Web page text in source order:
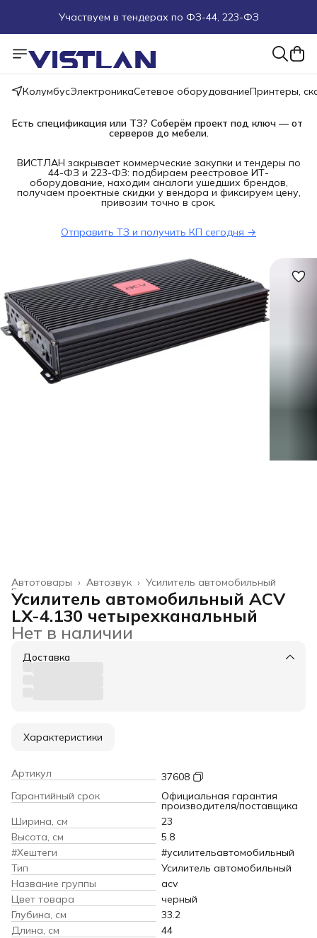
Участвуем в тендерах по ФЗ-44, 223-ФЗ
КолумбусЭлектроникаСетевое оборудованиеПринтеры,
Есть спецификация или ТЗ? Соберём проект под ключ — от
серверов до мебели.
ВИСТЛАН закрывает коммерческие закупки и тендеры по
44-ФЗ и 223-ФЗ: подбираем реестровое ИТ-
оборудование, находим аналоги ушедших брендов,
получаем проектные скидки у вендора и фиксируем цену,
привозим точно в срок.
Отправить ТЗ и получить КП сегодня →
Усилитель автомобильный
Автозвук ›
Автотовары ›
Главная
Усилитель автомобильный ACV
LX-4.130 четырехканальный
Нет в наличии
Доставка
Характеристики
Артикул
37608
Гарантийный срок
Официальная гарантия
производителя/поставщика
Ширина, см
23
Высота, см
5.8
#Хештеги
#усилительавтомобильный
Тип
Усилитель автомобильный
Название группы
acv
Цвет товара
черный
Глубина, см
33.2
Длина, см
44